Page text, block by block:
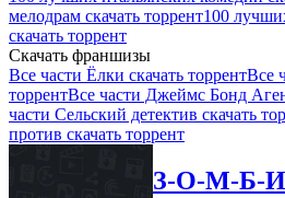
мелодрам скачать торрент100
скачать торрент
Скачать франшизы
Все части Ёлки скачать торрентВсе
торрентВсе части Джеймс Бонд
части Сельский детектив скачать
против скачать торрент
З-О-М-Б-И